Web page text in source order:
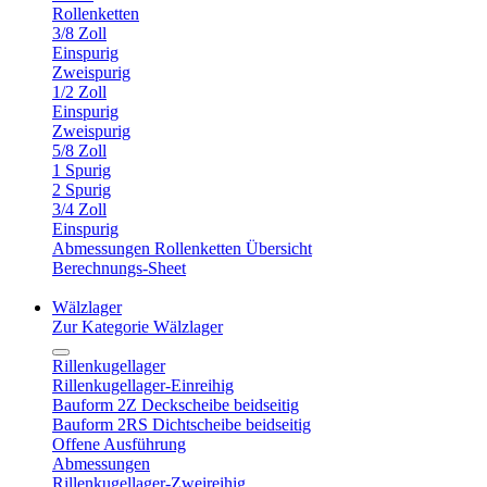
Rollenketten
3/8 Zoll
Einspurig
Zweispurig
1/2 Zoll
Einspurig
Zweispurig
5/8 Zoll
1 Spurig
2 Spurig
3/4 Zoll
Einspurig
Abmessungen Rollenketten Übersicht
Berechnungs-Sheet
Wälzlager
Zur Kategorie Wälzlager
Rillenkugellager
Rillenkugellager-Einreihig
Bauform 2Z Deckscheibe beidseitig
Bauform 2RS Dichtscheibe beidseitig
Offene Ausführung
Abmessungen
Rillenkugellager-Zweireihig